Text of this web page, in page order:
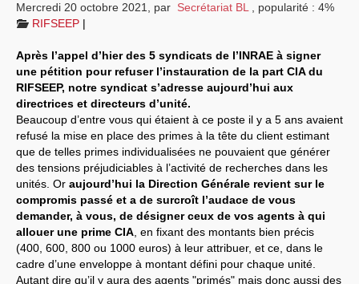
Vos droits
Nous contacter
Mercredi 20 octobre 2021 par Secrétariat BL
popularité : 4%
RIFSEEP |
Après l’appel d’hier des 5 syndicats de l’INRAE à signer
une pétition pour refuser l’instauration de la part CIA du
RIFSEEP, notre syndicat s’adresse aujourd’hui aux
directrices et directeurs d’unité.
Beaucoup d’entre vous qui étaient à ce poste il y a 5 ans avaient
refusé la mise en place des primes à la tête du client estimant
que de telles primes individualisées ne pouvaient que générer
des tensions préjudiciables à l’activité de recherches dans les
unités. Or aujourd’hui la Direction Générale revient sur le
compromis passé et a de surcroît l’audace de vous
demander, à vous, de désigner ceux de vos agents à qui
allouer une prime CIA , en fixant des montants bien précis
(400, 600, 800 ou 1000 euros) à leur attribuer, et ce, dans le
cadre d’une enveloppe à montant défini pour chaque unité.
Autant dire qu’il y aura des agents "primés" mais donc aussi des